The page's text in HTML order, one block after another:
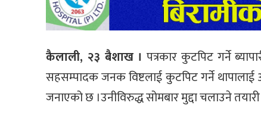
कैलाली, २३ बैशाख । पत्रकार कुटपिट गर्ने
सहसम्पादक जनक विष्टलाई कुटपिट गर्ने
जनाएको छ ।उनीविरुद्ध सोमबार मुद्दा चलाउने